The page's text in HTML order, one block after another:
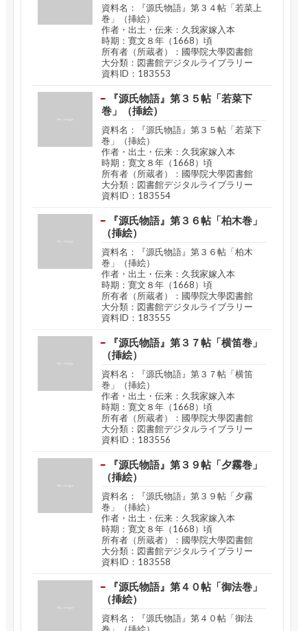
資料名：『源氏物語』第３４帖「若菜上
巻」（挿絵）
作者・出土・伝来：久我家嫁入本
時期：寛文８年（1668）頃
所有者（所蔵者）：國學院大學図書館
大分類：図書館デジタルライブラリー
資料ID：183553
『源氏物語』第３５帖「若菜下
巻」（挿絵）
資料名：『源氏物語』第３５帖「若菜下
巻」（挿絵）
作者・出土・伝来：久我家嫁入本
時期：寛文８年（1668）頃
所有者（所蔵者）：國學院大學図書館
大分類：図書館デジタルライブラリー
資料ID：183554
『源氏物語』第３６帖「柏木巻」
（挿絵）
資料名：『源氏物語』第３６帖「柏木
巻」（挿絵）
作者・出土・伝来：久我家嫁入本
時期：寛文８年（1668）頃
所有者（所蔵者）：國學院大學図書館
大分類：図書館デジタルライブラリー
資料ID：183555
『源氏物語』第３７帖「横笛巻」
（挿絵）
資料名：『源氏物語』第３７帖「横笛
巻」（挿絵）
作者・出土・伝来：久我家嫁入本
時期：寛文８年（1668）頃
所有者（所蔵者）：國學院大學図書館
大分類：図書館デジタルライブラリー
資料ID：183556
『源氏物語』第３９帖「夕霧巻」
（挿絵）
資料名：『源氏物語』第３９帖「夕霧
巻」（挿絵）
作者・出土・伝来：久我家嫁入本
時期：寛文８年（1668）頃
所有者（所蔵者）：國學院大學図書館
大分類：図書館デジタルライブラリー
資料ID：183558
『源氏物語』第４０帖「御法巻」
（挿絵）
資料名：『源氏物語』第４０帖「御法